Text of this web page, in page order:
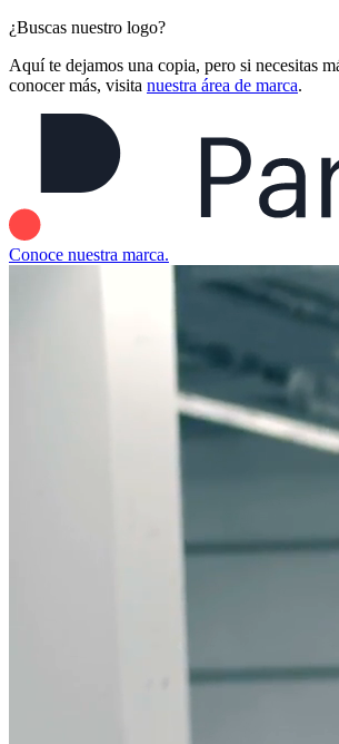
¿Buscas nuestro logo?
Aquí te dejamos una copia, pero si necesitas
conocer más, visita nuestra área de marca.
Conoce nuestra marca.